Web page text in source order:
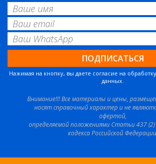
Нажимая на кнопку, вы даете согласие на
данных.
Внимание!!! Все материалы и цены,
носят справочный характер и не
офертой,
определяемой положениями Статьи 437
кодекса Российской